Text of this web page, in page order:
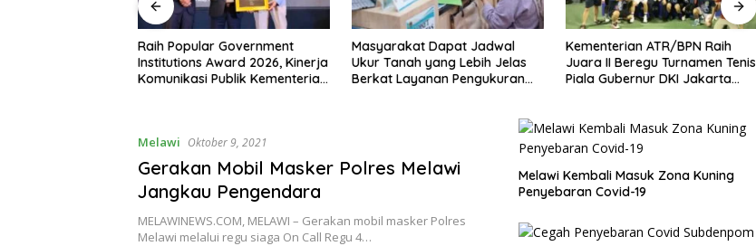
Raih Popular Government
Institutions Award 2026, Kinerja
Komunikasi Publik Kementerian
Masyarakat Dapat Jadwal
Ukur Tanah yang Lebih Jelas
Berkat Layanan Pengukuran
Kementerian ATR/BPN Raih
Juara II Beregu Turnamen Tenis
Piala Gubernur DKI Jakarta
Melawi Oktober 9, 2021
Gerakan Mobil Masker Polres Melawi
Jangkau Pengendara
MELAWINEWS.COM, MELAWI – Gerakan mobil masker Polres
Melawi melalui regu siaga On Call Regu 4…
Melawi Kembali Masuk Zona Kuning
Penyebaran Covid-19